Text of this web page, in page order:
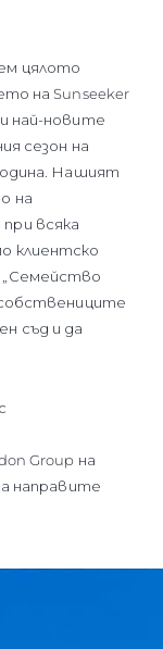
цялото
на Sunseeker
най-новите
сезон на
Нашият
на
всяка
клиентско
съд и да
Group на
направите